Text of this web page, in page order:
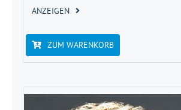
ANZEIGEN
ZUM WARENKORB